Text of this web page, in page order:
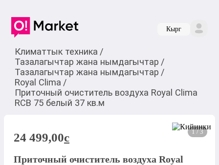
Кырг
Климаттык техника /
Тазалагычтар жана нымдагычтар /
Тазалагычтар жана нымдагычтар /
Royal Clima /
Приточный очиститель воздуха Royal Clima
RCB 75 белый 37 кв.м
1 / 3
24 499,00c
Приточный очиститель воздуха Royal